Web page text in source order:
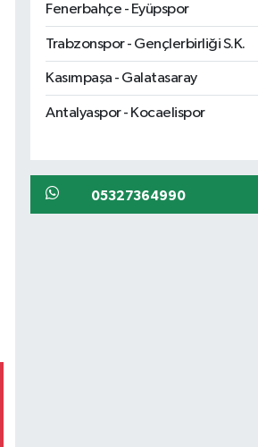
Fenerbahçe - Eyüpspor
Trabzonspor - Gençlerbirliği S.K.
Kasımpaşa - Galatasaray
Antalyaspor - Kocaelispor
05327364990